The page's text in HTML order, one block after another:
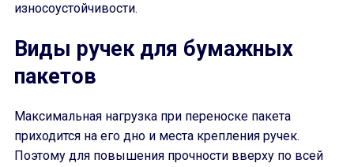
износоустойчивости.
Виды ручек для бумажных
пакетов
Максимальная нагрузка при переноске пакета
приходится на его дно и места крепления ручек.
Поэтому для повышения прочности вверху по всей